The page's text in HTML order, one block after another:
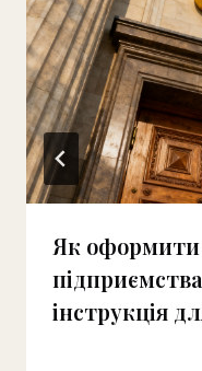
Як оформити
інструкція